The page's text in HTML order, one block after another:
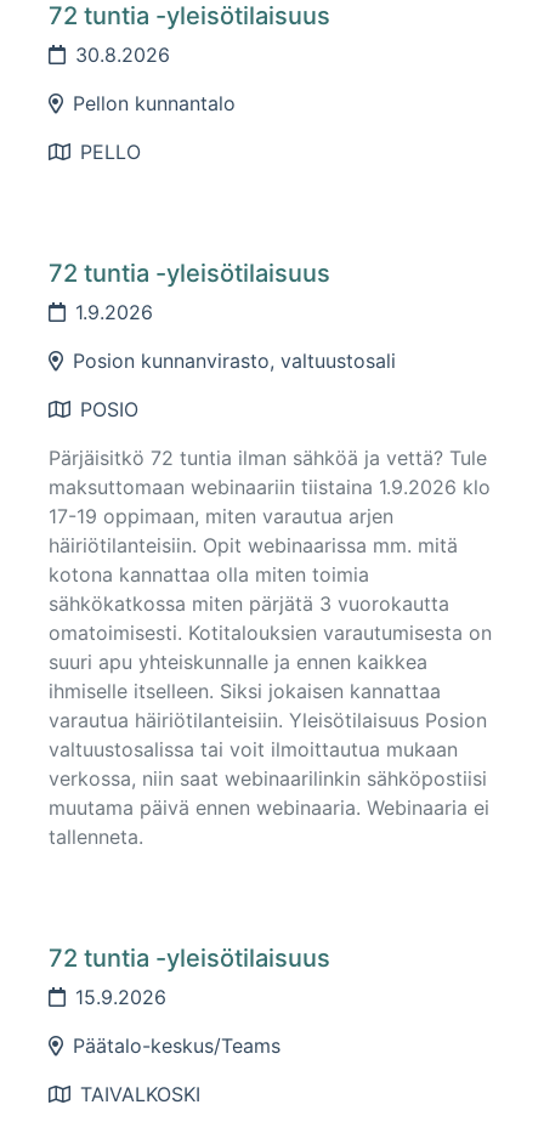
72 tuntia -yleisötilaisuus
30.8.2026
Pellon kunnantalo
PELLO
72 tuntia -yleisötilaisuus
1.9.2026
Posion kunnanvirasto, valtuustosali
POSIO
Pärjäisitkö 72 tuntia ilman sähköä ja vettä? Tule
maksuttomaan webinaariin tiistaina 1.9.2026 klo
17-19 oppimaan, miten varautua arjen
häiriötilanteisiin. Opit webinaarissa mm. mitä
kotona kannattaa olla miten toimia
sähkökatkossa miten pärjätä 3 vuorokautta
omatoimisesti. Kotitalouksien varautumisesta on
suuri apu yhteiskunnalle ja ennen kaikkea
ihmiselle itselleen. Siksi jokaisen kannattaa
varautua häiriötilanteisiin. Yleisötilaisuus Posion
valtuustosalissa tai voit ilmoittautua mukaan
verkossa, niin saat webinaarilinkin sähköpostiisi
muutama päivä ennen webinaaria. Webinaaria ei
tallenneta.
72 tuntia -yleisötilaisuus
15.9.2026
Päätalo-keskus/Teams
TAIVALKOSKI